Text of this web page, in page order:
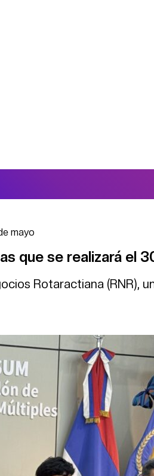
mayo
que se realizará el
Rotaractiana (RNR),